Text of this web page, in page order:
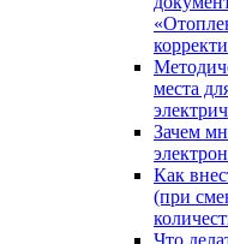
корректи
места
Зачем
Как
(при